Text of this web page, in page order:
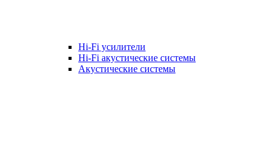
Hi-Fi усилители
Hi-Fi акустические системы
Акустические системы